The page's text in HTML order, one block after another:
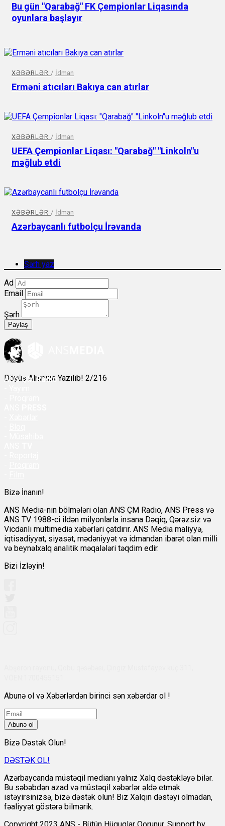
Bu gün "Qarabağ" FK Çempionlar Liqasında
oyunlara başlayır
XƏBƏRLƏR / İdman
Erməni atıcıları Bakıya can atırlar
XƏBƏRLƏR / İdman
UEFA Çempionlar Liqası: "Qarabağ" "Linkoln"u
məğlub etdi
XƏBƏRLƏR / İdman
Azərbaycanlı futbolçu İrəvanda
Şərh yaz
Ad
Email
Şərh
Paylaş
Döyüş Alnınıza Yazılıb! 2/216
ANSÇM Radio
Bizə İnanın!
ANS Media-nın bölmələri olan ANS ÇM Radio, ANS Press və
ANS TV 1988-ci ildən milyonlarla insana Dəqiq, Qərəzsiz və
Vicdanlı multimedia xəbərləri çatdırır. ANS Media maliyyə,
iqtisadiyyat, siyasət, mədəniyyət və idmandan ibarət olan milli
və beynəlxalq analitik məqalələri təqdim edir.
Bizi İzləyin!
Abunə ol və Xəbərlərdən birinci sən xəbərdar ol !
Abunə ol
Bizə Dəstək Olun!
DƏSTƏK OL!
Azərbaycanda müstəqil medianı yalnız Xalq dəstəkləyə bilər.
Bu səbəbdən azad və müstəqil xəbərlər əldə etmək
istəyirsinizsə, bizə dəstək olun! Biz Xalqın dəstəyi olmadan,
fəaliyyət göstərə bilmərik.
Copyright 2023 ANS - Bütün Hüquqlar Qorunur. Support by